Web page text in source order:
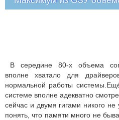
В середине 80-х объема
вполне хватало для
нормальной работы
системе вполне адекватно
сейчас и двумя гигами никого не
понять, что памяти много не